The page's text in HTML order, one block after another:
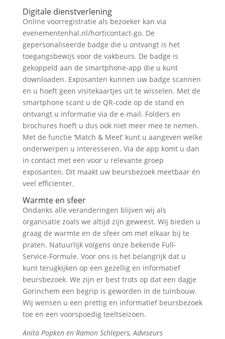
Digitale dienstverlening
Online voorregistratie als bezoeker kan via
evenementenhal.nl/horticontact-go. De
gepersonaliseerde badge die u ontvangt is het
toegangsbewijs voor de vakbeurs. De badge is
gekoppeld aan de smartphone-app die u kunt
downloaden. Exposanten kunnen uw badge scannen
en u hoeft geen visitekaartjes uit te wisselen. Met de
smartphone scant u de QR-code op de stand en
ontvangt u informatie via de e-mail. Folders en
brochures hoeft u dus ook niet meer mee te nemen.
Met de functie ‘Match & Meet’ kunt u aangeven welke
onderwerpen u interesseren. Via de app komt u dan
in contact met een voor u relevante groep
exposanten. Dit maakt uw beursbezoek meetbaar én
veel efficiënter.
Warmte en sfeer
Ondanks alle veranderingen blijven wij als
organisatie zoals we altijd zijn geweest. Wij bieden u
graag de warmte en de sfeer om met elkaar bij te
praten. Natuurlijk volgens onze bekende Full-
Service-Formule. Voor ons is het belangrijk dat u
kunt terugkijken op een gezellig en informatief
beursbezoek. We zijn er best trots op dat een dagje
Gorinchem een begrip is geworden in de tuinbouw.
Wij wensen u een prettig en informatief beursbezoek
toe en een voorspoedig teeltseizoen.
Anita Popken en Ramon Schlepers, Adviseurs